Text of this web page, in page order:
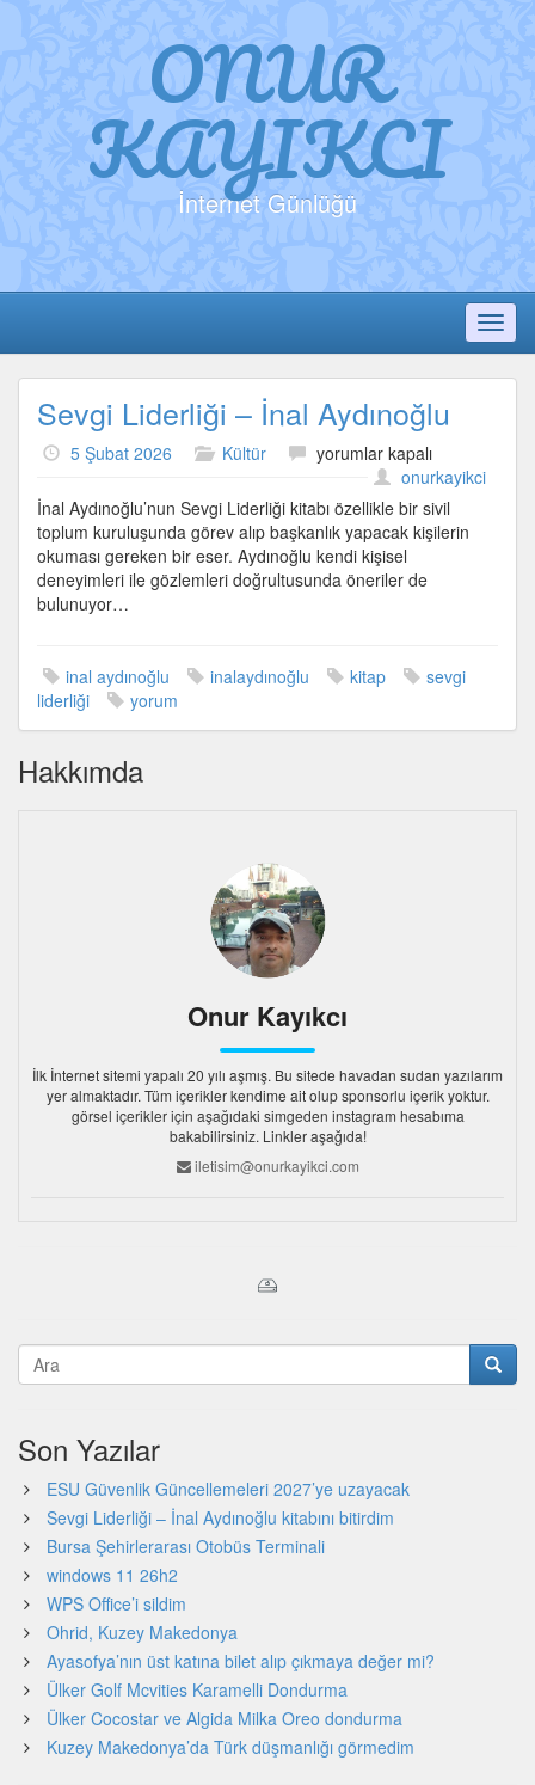
ONUR
KAYIKCI
İnternet Günlüğü
Sevgi Liderliği – İnal Aydınoğlu
5 Şubat 2026 Kültür
Sevgi
–
İnal
Aydınoğlu
için
yorumlar kapalı
onurkayikci
İnal Aydınoğlu’nun Sevgi Liderliği kitabı özellikle bir sivil
toplum kuruluşunda görev alıp başkanlık yapacak kişilerin
okuması gereken bir eser. Aydınoğlu kendi kişisel
deneyimleri ile gözlemleri doğrultusunda öneriler de
bulunuyor…
inal aydınoğlu inalaydınoğlu kitap
sevgi
liderliği
yorum
Hakkımda
Onur Kayıkcı
İlk İnternet sitemi yapalı 20 yılı aşmış. Bu sitede havadan sudan yazılarım
yer almaktadır. Tüm içerikler kendime ait olup sponsorlu içerik yoktur.
görsel içerikler için aşağıdaki simgeden instagram hesabıma
bakabilirsiniz. Linkler aşağıda!
iletisim@onurkayikci.com
Son Yazılar
ESU Güvenlik Güncellemeleri 2027’ye uzayacak
Sevgi Liderliği – İnal Aydınoğlu kitabını bitirdim
Bursa Şehirlerarası Otobüs Terminali
windows 11 26h2
WPS Office’i sildim
Ohrid, Kuzey Makedonya
Ayasofya’nın üst katına bilet alıp çıkmaya değer mi?
Ülker Golf Mcvities Karamelli Dondurma
Ülker Cocostar ve Algida Milka Oreo dondurma
Kuzey Makedonya’da Türk düşmanlığı görmedim